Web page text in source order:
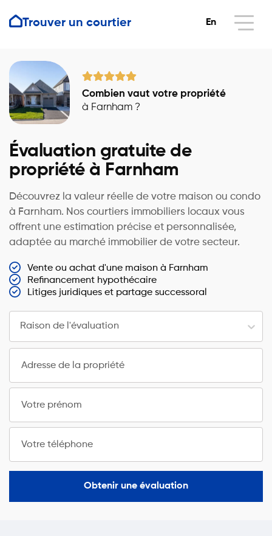
Trouver un courtier En
Combien vaut votre propriété
à Farnham ?
Évaluation gratuite de
propriété à Farnham
Découvrez la valeur réelle de votre maison ou condo
à Farnham. Nos courtiers immobiliers locaux vous
offrent une estimation précise et personnalisée,
adaptée au marché immobilier de votre secteur.
Vente ou achat d'une maison à Farnham
Refinancement hypothécaire
Litiges juridiques et partage successoral
Raison de l'évaluation
Adresse de la propriété
Votre prénom
Votre téléphone
Obtenir une évaluation